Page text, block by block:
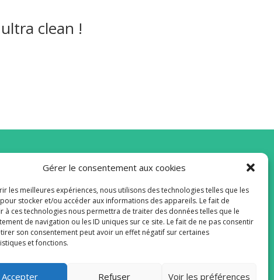
Gérer le consentement aux cookies
les meilleures expériences, nous utilisons des technologies telles que les
stocker et/ou accéder aux informations des appareils. Le fait de
à ces technologies nous permettra de traiter des données telles que le
de navigation ou les ID uniques sur ce site. Le fait de ne pas consentir
son consentement peut avoir un effet négatif sur certaines
et fonctions.
Accepter Refuser Voir les préférences
clean !
à la Newsletter